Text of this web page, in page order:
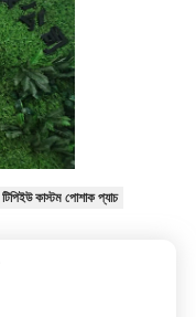
টিপিইউ কাস্টম পোশাক প্যাচ